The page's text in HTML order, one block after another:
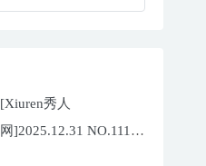
[Xiuren秀人
网]2025.12.31 NO.11187